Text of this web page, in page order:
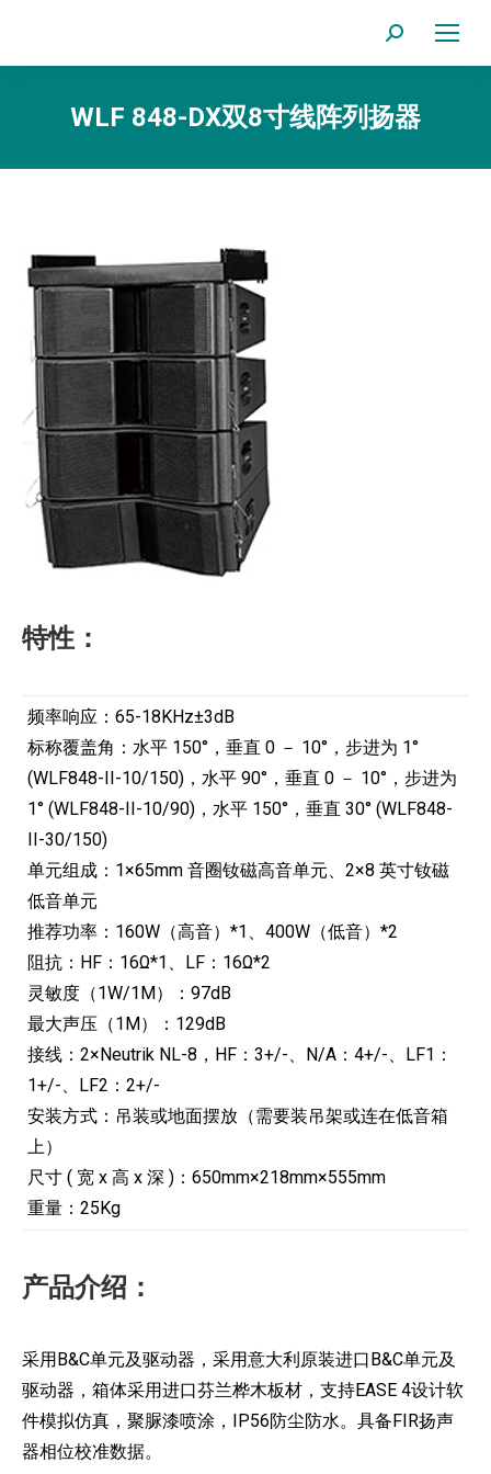
Search:
WLF 848-DX双8寸线阵列扬器
特性：
频率响应：65-18KHz±3dB
标称覆盖角：水平 150°，垂直 0 － 10°，步进为 1°
(WLF848-II-10/150)，水平 90°，垂直 0 － 10°，步进为
1° (WLF848-II-10/90)，水平 150°，垂直 30° (WLF848-
II-30/150)
单元组成：1×65mm 音圈钕磁高音单元、2×8 英寸钕磁
低音单元
推荐功率：160W（高音）*1、400W（低音）*2
阻抗：HF：16Ω*1、LF：16Ω*2
灵敏度（1W/1M）：97dB
最大声压（1M）：129dB
接线：2×Neutrik NL-8，HF：3+/-、N/A：4+/-、LF1：
1+/-、LF2：2+/-
安装方式：吊装或地面摆放（需要装吊架或连在低音箱
上）
尺寸 ( 宽 x 高 x 深 )：650mm×218mm×555mm
重量：25Kg
产品介绍：
采用B&C单元及驱动器，采用意大利原装进口B&C单元及
驱动器，箱体采用进口芬兰桦木板材，支持EASE 4设计软
件模拟仿真，聚脲漆喷涂，IP56防尘防水。具备FIR扬声
器相位校准数据。